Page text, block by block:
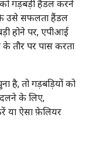
गड़बड़ी हैंडल करने
उसे सफलता हैंडल
होने पर, एपीआई
तौर पर पास करता
है, तो गड़बड़ियों को
के लिए,
या ऐसा फ़ेलियर